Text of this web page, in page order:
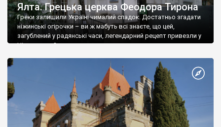
Ялта. Грецька церква Феодора Тирона
Греки залишили Україні чималий спадок. Достатньо згадати
ніжинські огірочки – ви ж мабуть всі знаєте, що цей,
загублений у радянські часи, легендарний рецепт привезли у
Ніжин греки?